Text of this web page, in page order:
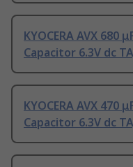
KYOCERA AVX 680
Capacitor 6.3V dc
KYOCERA AVX 470
Capacitor 6.3V dc